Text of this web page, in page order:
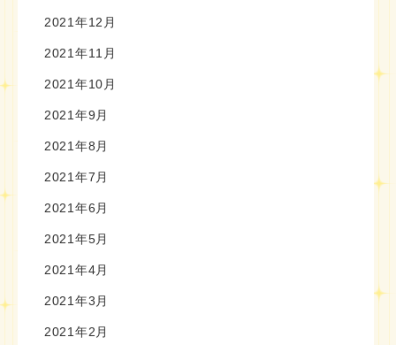
2021年12月
2021年11月
2021年10月
2021年9月
2021年8月
2021年7月
2021年6月
2021年5月
2021年4月
2021年3月
2021年2月